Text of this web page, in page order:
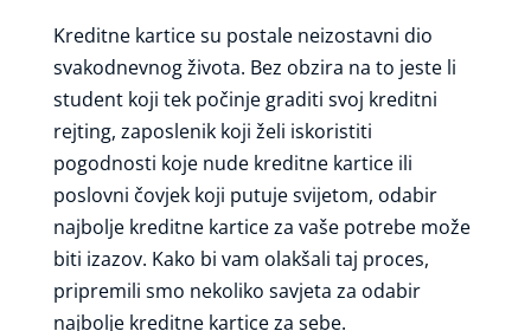
Kreditne kartice su postale neizostavni dio
svakodnevnog života. Bez obzira na to jeste li
student koji tek počinje graditi svoj kreditni
rejting, zaposlenik koji želi iskoristiti
pogodnosti koje nude kreditne kartice ili
poslovni čovjek koji putuje svijetom, odabir
najbolje kreditne kartice za vaše potrebe može
biti izazov. Kako bi vam olakšali taj proces,
pripremili smo nekoliko savjeta za odabir
najbolje kreditne kartice za sebe.